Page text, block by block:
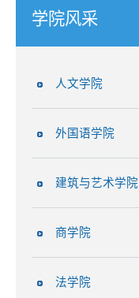
学院风采
人文学院
外国语学院
建筑与艺术学院
商学院
法学院